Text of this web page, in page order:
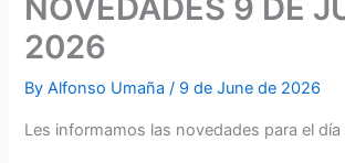
NOVEDADES 9 DE
2026
ByAlfonso Umaña/ 9 de June de 2026
Les informamos las novedades para el día